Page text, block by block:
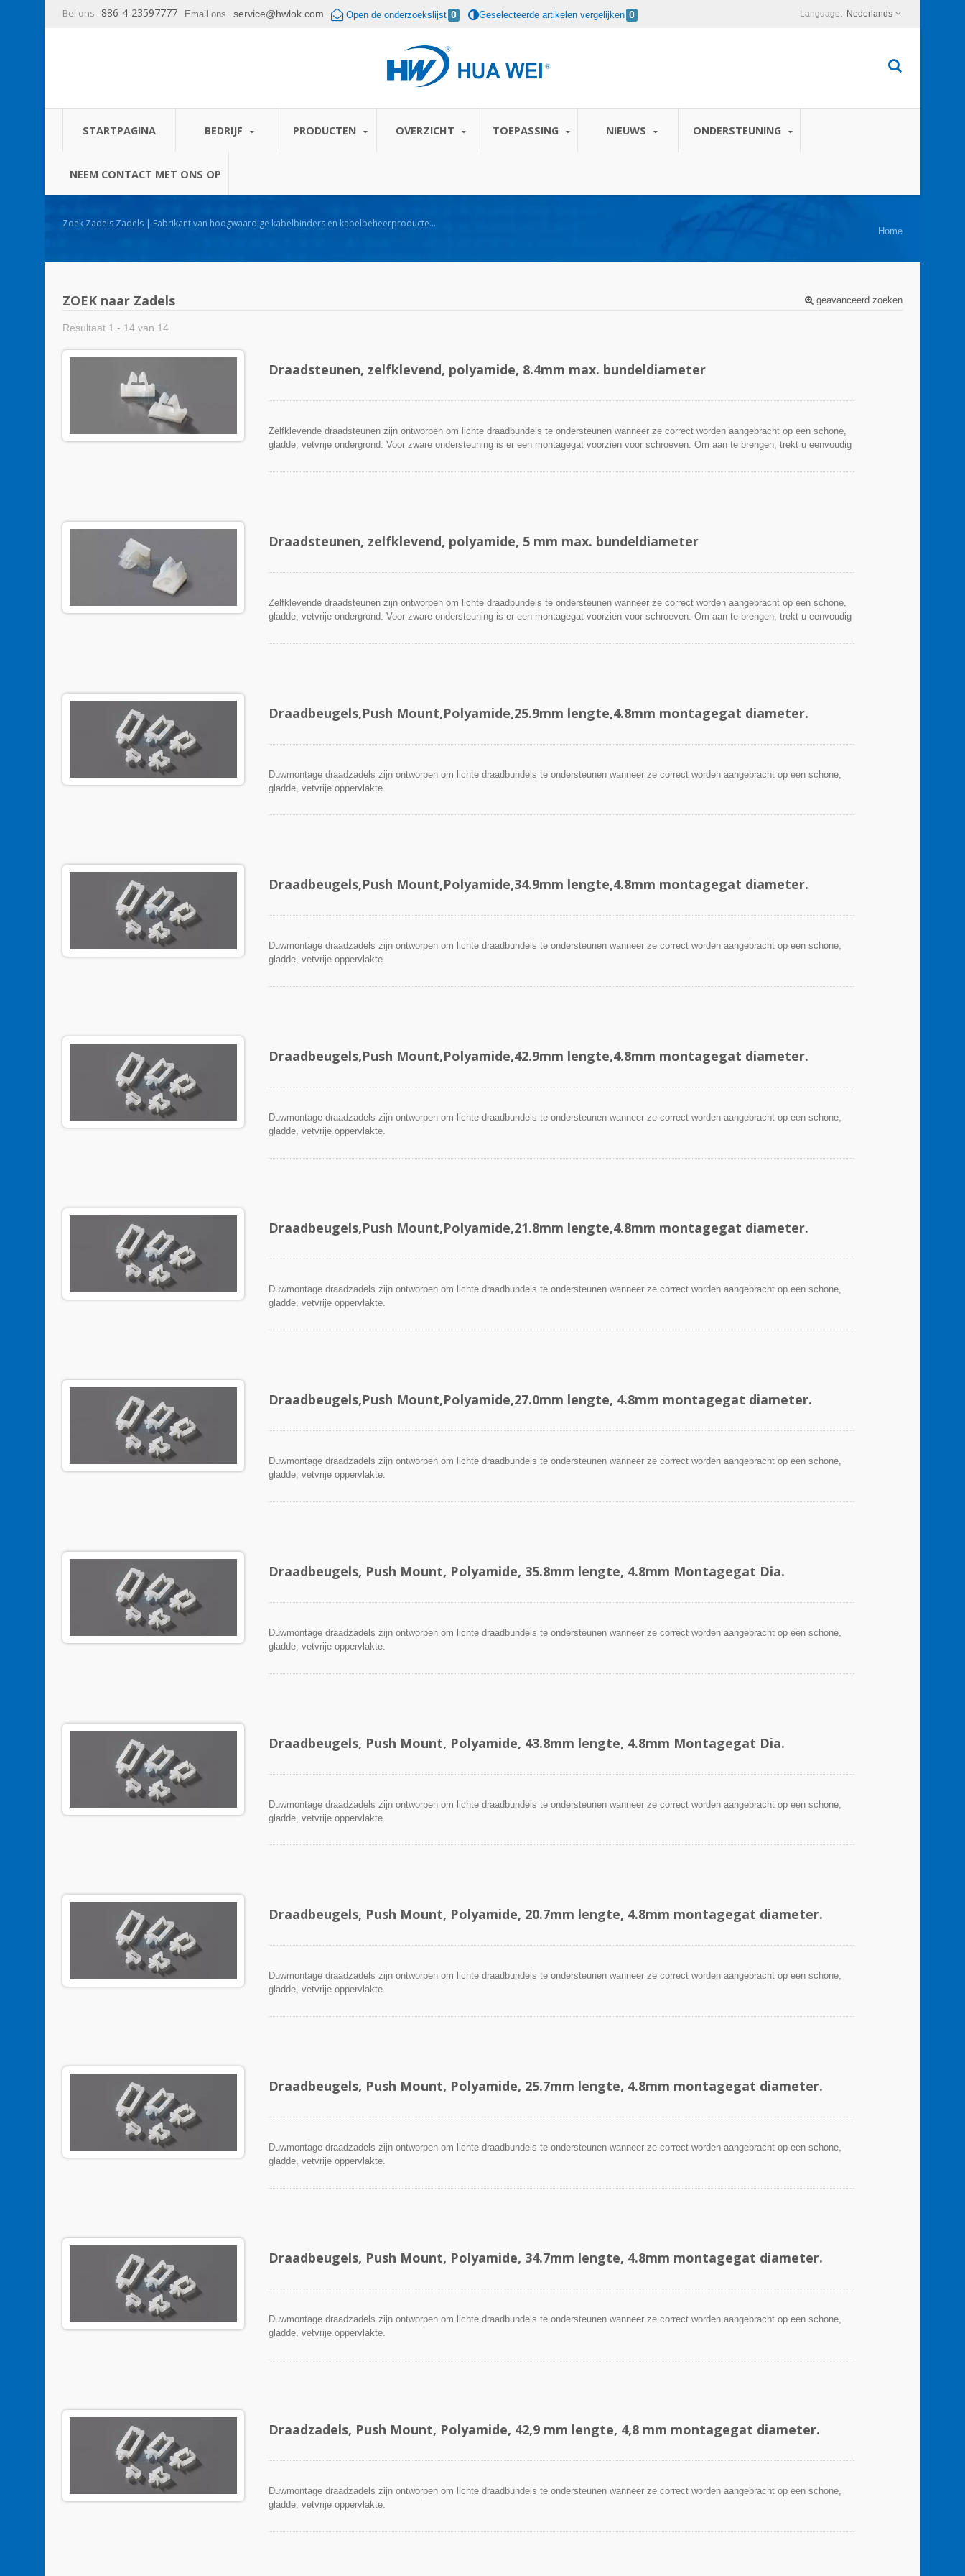
Bel ons 886-4-23597777 Email ons service@hwlok.com Open de onderzoekslijst 0 Geselecteerde artikelen vergelijken 0 Nederlands
STARTPAGINA BEDRIJF PRODUCTEN OVERZICHT TOEPASSING NIEUWS ONDERSTEUNING
NEEM CONTACT MET ONS OP
Zoek Zadels Zadels | Fabrikant van hoogwaardige kabelbinders en kabelbeheerproducten -
Home
ZOEK naar Zadels geavanceerd zoeken
Resultaat 1 - 14 van 14
Draadsteunen, zelfklevend, polyamide, 8.4mm max. bundeldiameter
Zelfklevende draadsteunen zijn ontworpen om lichte draadbundels te ondersteunen wanneer ze correct worden aangebracht op een schone,
gladde, vetvrije ondergrond. Voor zware ondersteuning is er een montagegat voorzien voor schroeven. Om aan te brengen, trekt u eenvoudig
beveiligen.
Draadsteunen, zelfklevend, polyamide, 5 mm max. bundeldiameter
Zelfklevende draadsteunen zijn ontworpen om lichte draadbundels te ondersteunen wanneer ze correct worden aangebracht op een schone,
gladde, vetvrije ondergrond. Voor zware ondersteuning is er een montagegat voorzien voor schroeven. Om aan te brengen, trekt u eenvoudig
beveiligen.
Draadbeugels,Push Mount,Polyamide,25.9mm lengte,4.8mm montagegat diameter.
Duwmontage draadzadels zijn ontworpen om lichte draadbundels te ondersteunen wanneer ze correct worden aangebracht op een schone,
gladde, vetvrije oppervlakte.
Draadbeugels,Push Mount,Polyamide,34.9mm lengte,4.8mm montagegat diameter.
Duwmontage draadzadels zijn ontworpen om lichte draadbundels te ondersteunen wanneer ze correct worden aangebracht op een schone,
gladde, vetvrije oppervlakte.
Draadbeugels,Push Mount,Polyamide,42.9mm lengte,4.8mm montagegat diameter.
Duwmontage draadzadels zijn ontworpen om lichte draadbundels te ondersteunen wanneer ze correct worden aangebracht op een schone,
gladde, vetvrije oppervlakte.
Draadbeugels,Push Mount,Polyamide,21.8mm lengte,4.8mm montagegat diameter.
Duwmontage draadzadels zijn ontworpen om lichte draadbundels te ondersteunen wanneer ze correct worden aangebracht op een schone,
gladde, vetvrije oppervlakte.
Draadbeugels,Push Mount,Polyamide,27.0mm lengte, 4.8mm montagegat diameter.
Duwmontage draadzadels zijn ontworpen om lichte draadbundels te ondersteunen wanneer ze correct worden aangebracht op een schone,
gladde, vetvrije oppervlakte.
Draadbeugels, Push Mount, Polyamide, 35.8mm lengte, 4.8mm Montagegat Dia.
Duwmontage draadzadels zijn ontworpen om lichte draadbundels te ondersteunen wanneer ze correct worden aangebracht op een schone,
gladde, vetvrije oppervlakte.
Draadbeugels, Push Mount, Polyamide, 43.8mm lengte, 4.8mm Montagegat Dia.
Duwmontage draadzadels zijn ontworpen om lichte draadbundels te ondersteunen wanneer ze correct worden aangebracht op een schone,
gladde, vetvrije oppervlakte.
Draadbeugels, Push Mount, Polyamide, 20.7mm lengte, 4.8mm montagegat diameter.
Duwmontage draadzadels zijn ontworpen om lichte draadbundels te ondersteunen wanneer ze correct worden aangebracht op een schone,
gladde, vetvrije oppervlakte.
Draadbeugels, Push Mount, Polyamide, 25.7mm lengte, 4.8mm montagegat diameter.
Duwmontage draadzadels zijn ontworpen om lichte draadbundels te ondersteunen wanneer ze correct worden aangebracht op een schone,
gladde, vetvrije oppervlakte.
Draadbeugels, Push Mount, Polyamide, 34.7mm lengte, 4.8mm montagegat diameter.
Duwmontage draadzadels zijn ontworpen om lichte draadbundels te ondersteunen wanneer ze correct worden aangebracht op een schone,
gladde, vetvrije oppervlakte.
Draadzadels, Push Mount, Polyamide, 42,9 mm lengte, 4,8 mm montagegat diameter.
Duwmontage draadzadels zijn ontworpen om lichte draadbundels te ondersteunen wanneer ze correct worden aangebracht op een schone,
gladde, vetvrije oppervlakte.